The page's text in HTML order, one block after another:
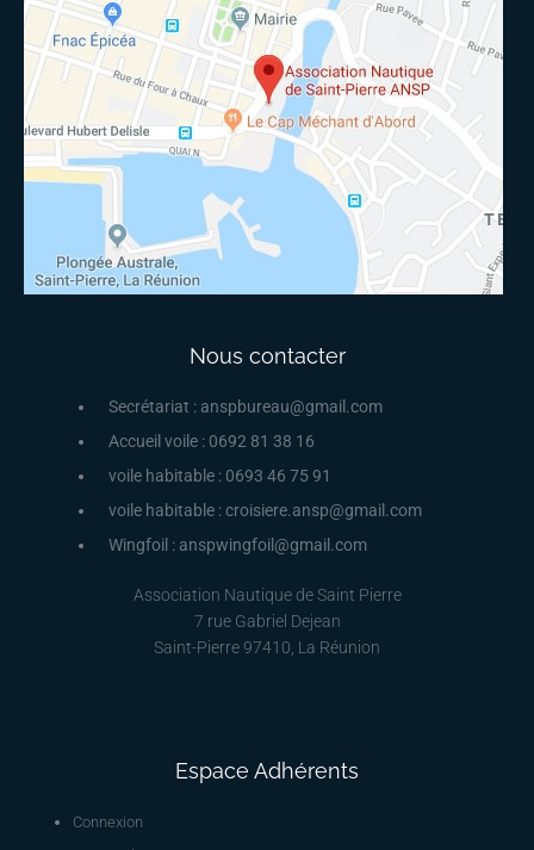
Nous contacter
Secrétariat : anspbureau@gmail.com
Accueil voile : 0692 81 38 16
voile habitable : 0693 46 75 91
voile habitable : croisiere.ansp@gmail.com
Wingfoil : anspwingfoil@gmail.com
Association Nautique de Saint Pierre
7 rue Gabriel Dejean
Saint-Pierre 97410, La Réunion
Espace Adhérents
Connexion